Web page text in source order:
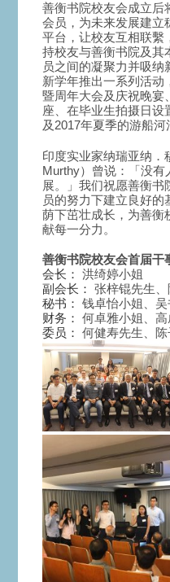
善衡书院校友会成立后
会员，为未来发展建立
平台，让校友互相联繫
持校友与善衡书院及其
员之间的凝聚力并吸纳
新学年推出一系列活动
暨周年大会及庆祝晚宴
座、在毕业生拍摄日设
及2017年夏季的游船河
印度实业家纳瑞亚纳．
Murthy）曾说：「没
展。」我们祝愿善衡书
员的努力下建立良好
荫下茁壮成长，为善衡
献每一分力。
善衡书院校友会首届干
会长： 洪绮婷小姐
副会长： 张梓锟先生
秘书： 钱卓怡小姐、吴
财务： 何卓雅小姐、
委员： 何健寿先生、